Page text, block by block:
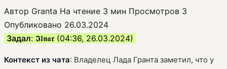
Автор Granta На чтение 3 мин Просмотров 3
Опубликовано 26.03.2024
Задал: 𝕴𝖑𝖓𝖆𝖗 (04:36, 26.03.2024)
Контекст из чата: Владелец Лада Гранта заметил, что у